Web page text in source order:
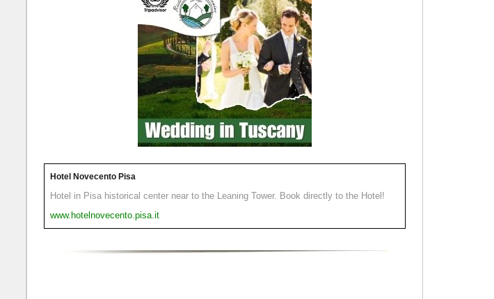
Hotel Novecento Pisa
Hotel in Pisa historical center near to the Leaning Tower. Book directly to the Hotel!
www.hotelnovecento.pisa.it